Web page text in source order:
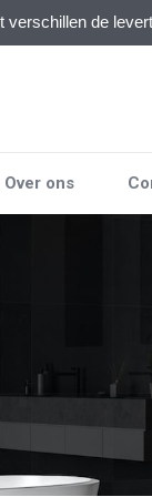
verschillen de
Over ons